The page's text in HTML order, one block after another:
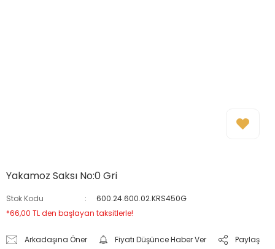
Yakamoz Saksı No:0 Gri
Stok Kodu
600.24.600.02.KRS450G
*66,00 TL den başlayan taksitlerle!
Arkadaşına Öner Fiyatı Düşünce Haber Ver Paylaş